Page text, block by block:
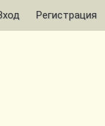
Регистрация